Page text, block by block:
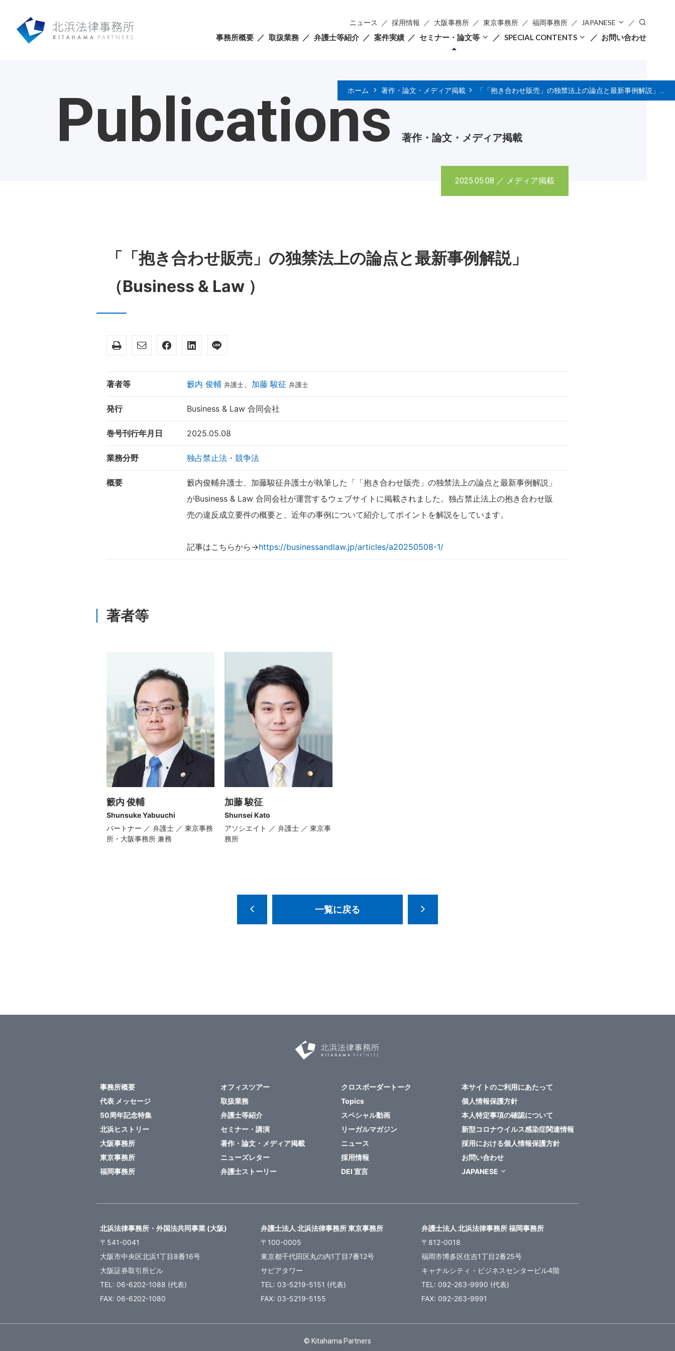
事務所概要 取扱業務 弁護士等紹介 案件実績 セミナー・論文等 SPECIAL CONTENTS お問い合わせ
ニュース 採用情報 大阪事務所 東京事務所 福岡事務所 JAPANESE
ホーム 著作・論文・メディア掲載 「「抱き合わせ販売」の独禁法上の論点と最新事例解説」（Business & Law ）
Publications 著作・論文・メディア掲載
2025.05.08 ／ メディア掲載
「「抱き合わせ販売」の独禁法上の論点と最新事例解説」
（Business & Law ）
著者等 籔内 俊輔 弁護士 加藤 駿征 弁護士
発行 Business & Law 合同会社
巻号刊行年月日 2025.05.08
業務分野 独占禁止法・競争法
概要
籔内俊輔弁護士、加藤駿征弁護士が執筆した「「抱き合わせ販売」の独禁法上の論点と最新事例解説」
がBusiness & Law 合同会社が運営するウェブサイトに掲載されました。独占禁止法上の抱き合わせ販
売の違反成立要件の概要と、近年の事例について紹介してポイントを解説をしています。
記事はこちらから→https://businessandlaw.jp/articles/a20250508-1/
著者等
籔内 俊輔
Shunsuke Yabuuchi
パートナー ／ 弁護士 ／ 東京事務
所・大阪事務所 兼務
加藤 駿征
Shunsei Kato
アソシエイト ／ 弁護士 ／ 東京事
務所
一覧に戻る
事務所概要
代表 メッセージ
50周年記念特集
北浜ヒストリー
大阪事務所
東京事務所
福岡事務所
オフィスツアー
取扱業務
弁護士等紹介
セミナー・講演
著作・論文・メディア掲載
ニューズレター
弁護士ストーリー
クロスボーダートーク
Topics
スペシャル動画
リーガルマガジン
ニュース
採用情報
DEI 宣言
本サイトのご利用にあたって
個人情報保護方針
本人特定事項の確認について
新型コロナウイルス感染症関連情報
採用における個人情報保護方針
お問い合わせ
JAPANESE
北浜法律事務所・外国法共同事業 (大阪)
〒541-0041
大阪市中央区北浜1丁目8番16号
大阪証券取引所ビル
TEL: 06-6202-1088 (代表)
FAX: 06-6202-1080
弁護士法人 北浜法律事務所 東京事務所
〒100-0005
東京都千代田区丸の内1丁目7番12号
サピアタワー
TEL: 03-5219-5151 (代表)
FAX: 03-5219-5155
弁護士法人 北浜法律事務所 福岡事務所
〒812-0018
福岡市博多区住吉1丁目2番25号
キャナルシティ・ビジネスセンタービル4階
TEL: 092-263-9990 (代表)
FAX: 092-263-9991
© Kitahama Partners